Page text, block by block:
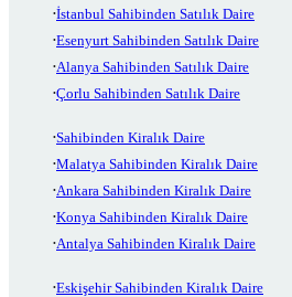
İstanbul Sahibinden Satılık Daire
Esenyurt Sahibinden Satılık Daire
Alanya Sahibinden Satılık Daire
Çorlu Sahibinden Satılık Daire
Sahibinden Kiralık Daire
Malatya Sahibinden Kiralık Daire
Ankara Sahibinden Kiralık Daire
Konya Sahibinden Kiralık Daire
Antalya Sahibinden Kiralık Daire
Eskişehir Sahibinden Kiralık Daire